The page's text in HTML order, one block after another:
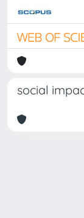
social